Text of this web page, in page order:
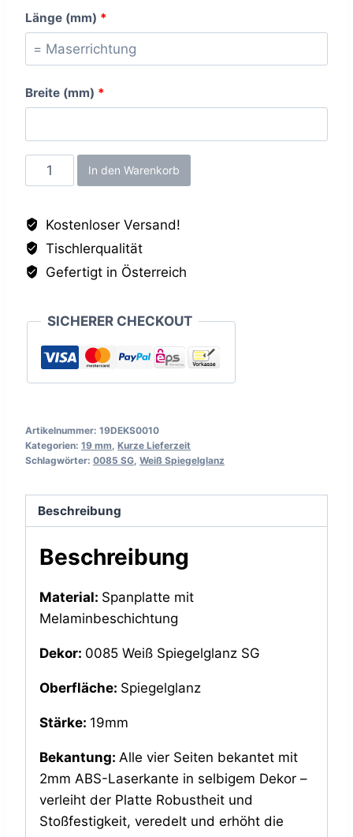
Länge (mm) *
Breite (mm) *
Weiß
Spiegelglanz
19mm
Menge
In den Warenkorb
Kostenloser Versand!
Tischlerqualität
Gefertigt in Österreich
SICHERER CHECKOUT
Artikelnummer: 19DEKS0010
Kategorien: 19 mm, Kurze Lieferzeit
Schlagwörter: 0085 SG, Weiß Spiegelglanz
Beschreibung
Beschreibung
Material: Spanplatte mit
Melaminbeschichtung
Dekor: 0085 Weiß Spiegelglanz SG
Oberfläche: Spiegelglanz
Stärke: 19mm
Bekantung: Alle vier Seiten bekantet mit
2mm ABS-Laserkante in selbigem Dekor –
verleiht der Platte Robustheit und
Stoßfestigkeit, veredelt und erhöht die